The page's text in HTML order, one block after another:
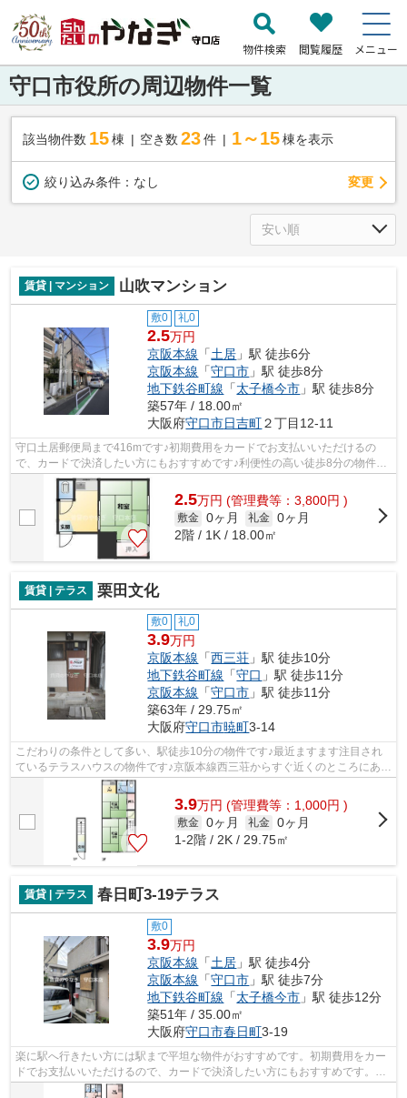
物件検索 閲覧履歴 メニュー
守口市役所の周辺物件一覧
該当物件数 15棟 空き数 23 件 1～15 棟を表示
絞り込み条件： なし 変更
賃貸 | マンション 山吹マンション
敷0 礼0
2.5万円
京阪本線 「土居 」駅 徒歩6分
京阪本線 「守口市 」駅 徒歩8分
地下鉄谷町線 「太子橋今市 」駅 徒歩8分
築57年 / 18.00㎡
大阪府守口市日吉町２丁目12-11
守口土居郵便局まで416mです♪初期費用をカードでお支払いいただけるの
で、カードで決済したい方にもおすすめです♪利便性の高い徒歩8分の物件で
す♪防犯対策もバッチリなマンションタイ...
2.5万円 (管理費等：3,800円 )
敷金 0ヶ月 礼金 0ヶ月
2階 / 1K / 18.00㎡
賃貸 | テラス 栗田文化
敷0 礼0
3.9万円
京阪本線 「西三荘 」駅 徒歩10分
地下鉄谷町線 「守口 」駅 徒歩11分
京阪本線 「守口市 」駅 徒歩11分
築63年 / 29.75㎡
大阪府守口市暁町3-14
こだわりの条件として多い、駅徒歩10分の物件です♪最近ますます注目され
ているテラスハウスの物件です♪京阪本線西三荘からすぐ近くのところにある
物件は通勤時に大助かり♪賃貸のやなぎ...
3.9万円 (管理費等：1,000円 )
敷金 0ヶ月 礼金 0ヶ月
1-2階 / 2K / 29.75㎡
賃貸 | テラス 春日町3-19テラス
敷0
3.9万円
京阪本線 「土居 」駅 徒歩4分
京阪本線 「守口市 」駅 徒歩7分
地下鉄谷町線 「太子橋今市 」駅 徒歩12分
築51年 / 35.00㎡
大阪府守口市春日町3-19
楽に駅へ行きたい方には駅まで平坦な物件がおすすめです。初期費用をカー
ドでお支払いいただけるので、カードで決済したい方にもおすすめです。テ
ラスハウスの物件です。高ニーズな駅...